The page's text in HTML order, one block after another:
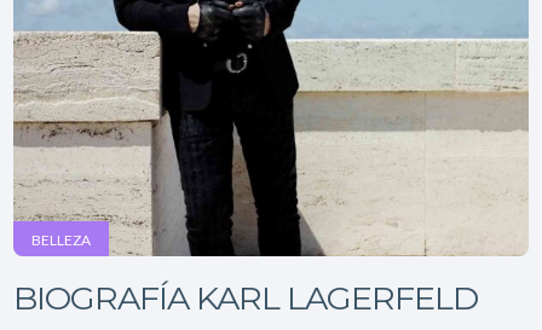
BELLEZA
BIOGRAFÍA KARL LAGERFELD